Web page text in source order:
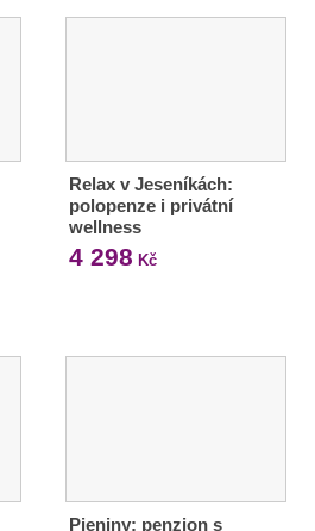
Relax v Jeseníkách:
polopenze i privátní
wellness
4 298 Kč
Pieniny: penzion s